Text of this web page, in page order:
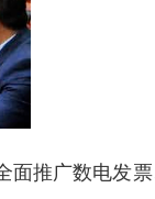
推广数电发